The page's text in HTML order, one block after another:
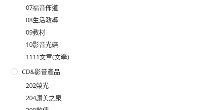
07福音佈道
08生活教導
09教材
10影音光碟
1111文章(文學)
CD&影音產品
202榮光
204讚美之泉